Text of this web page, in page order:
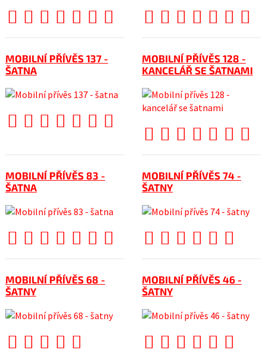
MOBILNÍ PŘÍVĚS 137 -
ŠATNA
MOBILNÍ PŘÍVĚS 128 -
KANCELÁŘ SE ŠATNAMI
MOBILNÍ PŘÍVĚS 83 -
ŠATNA
MOBILNÍ PŘÍVĚS 74 -
ŠATNY
MOBILNÍ PŘÍVĚS 68 -
ŠATNY
MOBILNÍ PŘÍVĚS 46 -
ŠATNY